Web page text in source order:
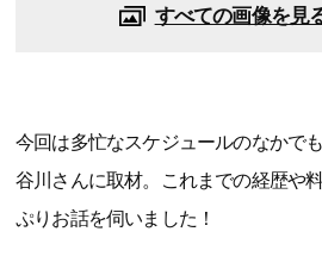
すべての画像を見
今回は多忙なスケジュールのなかで
谷川さんに取材。これまでの経歴や
ぷりお話を伺いました！